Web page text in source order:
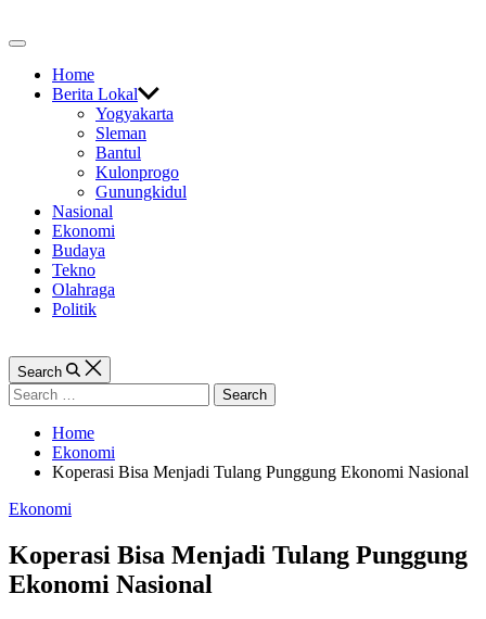
to
Off
CanvasHome
Berita Lokal
Yogyakarta
Sleman
Bantul
Kulonprogo
Gunungkidul
Nasional
Ekonomi
Budaya
Tekno
Olahraga
Politik
Search
Search
for:
Home
Ekonomi
Koperasi Bisa Menjadi Tulang Punggung Ekonomi Nasional
Categories
Ekonomi
Koperasi Bisa Menjadi Tulang Punggung
Ekonomi Nasional